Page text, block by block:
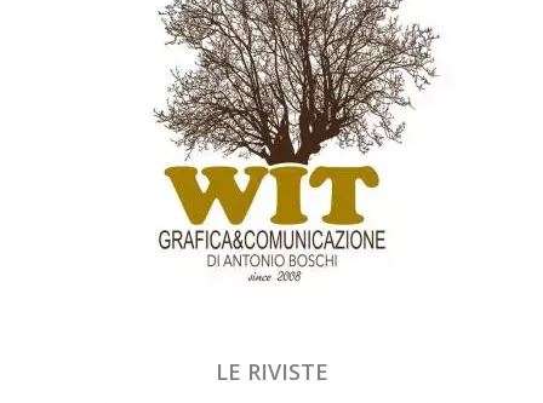
LE RIVISTE